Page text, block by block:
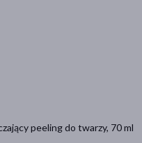
peeling do twarzy, 70 ml